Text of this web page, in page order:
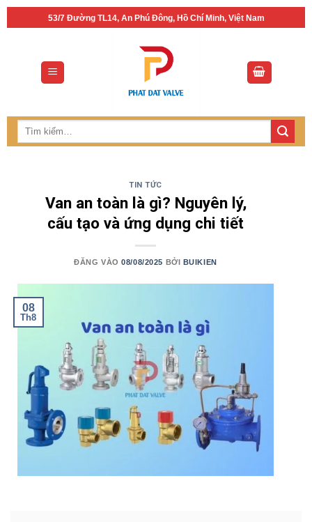
Bỏ
53/7 Đường TL14, An Phú Đông, Hồ Chí Minh, Việt Nam
Tìm
TIN TỨC
Van an toàn là gì? Nguyên lý,
cấu tạo và ứng dụng chi tiết
ĐĂNG VÀO08/08/2025 BỞI BUIKIEN
08
Th8